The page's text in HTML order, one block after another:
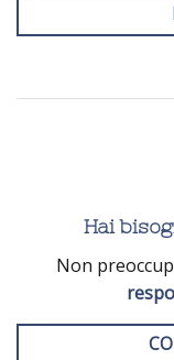
Hai
Non